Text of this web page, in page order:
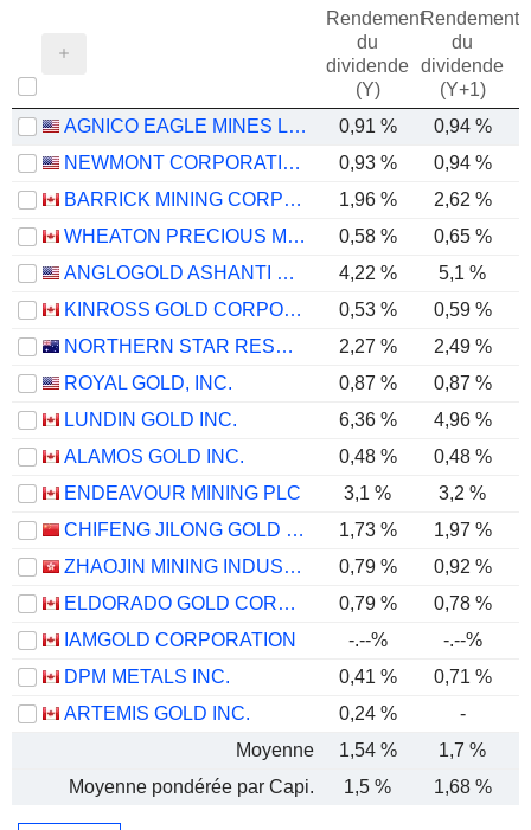
Rendement
du
dividende
(Y)
Rendement
du
dividende
(Y+1)
AGNICO EAGLE MINES LIMITED 0,91 % 0,94 %
NEWMONT CORPORATION
0,93 % 0,94 %
BARRICK MINING CORPORATION
1,96 % 2,62 %
WHEATON PRECIOUS METALS CORP.
0,58 % 0,65 %
ANGLOGOLD ASHANTI PLC
4,22 % 5,1 %
KINROSS GOLD CORPORATION
0,53 %
0,59 %
NORTHERN STAR RESOURCES LIMITED
2,27 % 2,49 %
ROYAL GOLD, INC.
0,87 % 0,87 %
LUNDIN GOLD INC.
6,36 % 4,96 %
ALAMOS GOLD INC.
0,48 % 0,48 %
ENDEAVOUR MINING PLC
3,1 %
3,2 %
CHIFENG JILONG GOLD MINING GROUP LIMITED
1,73 % 1,97 %
ZHAOJIN MINING INDUSTRY COMPANY LIMITED
0,79 %
0,92 %
ELDORADO GOLD CORPORATION
0,79 % 0,78 %
IAMGOLD CORPORATION
-.--%
-.--%
DPM METALS INC.
0,41 %
0,71 %
ARTEMIS GOLD INC.
0,24 %
-
Moyenne
1,54 % 1,7 %
Moyenne pondérée par Capi.
1,5 % 1,68 %